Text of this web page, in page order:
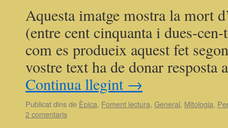
Aquesta imatge mostra la mort
(entre cent cinquanta i dues-
com es produeix aquest fet
vostre text ha de donar
Continua llegint →
Publicat dins de Èpica, Foment lectura, General, Mitologia,
2 comentaris